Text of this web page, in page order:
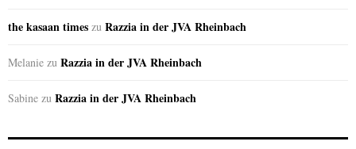
the kasaan times zu Razzia in der JVA Rheinbach
Melanie zu Razzia in der JVA Rheinbach
Sabine zu Razzia in der JVA Rheinbach